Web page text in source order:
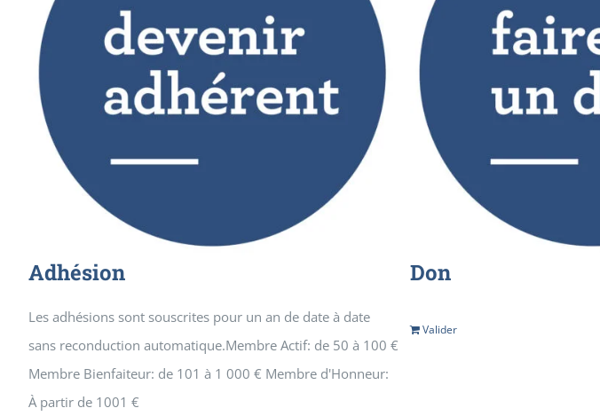
Adhésion
Les adhésions sont souscrites pour un an de date à date
sans reconduction automatique.Membre Actif: de 50 à 100 €
Membre Bienfaiteur: de 101 à 1 000 € Membre d'Honneur:
À partir de 1001 €
Don
Valider